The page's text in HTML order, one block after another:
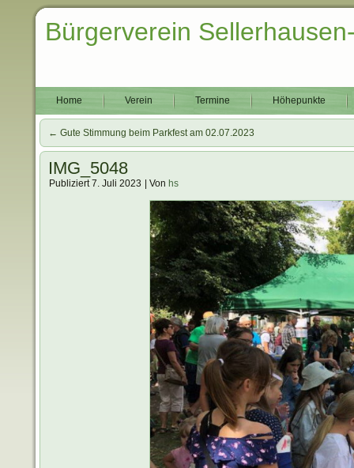
Bürgerverein
Home Verein Termine Höhepunkte
← Gute Stimmung beim Parkfest am 02.07.2023
IMG_5048
Publiziert 7. Juli 2023 Von hs